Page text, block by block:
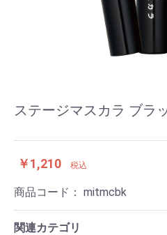
ステージマスカラ ブラ
￥1,210 税込
商品コード： mitmcbk
関連カテゴリ